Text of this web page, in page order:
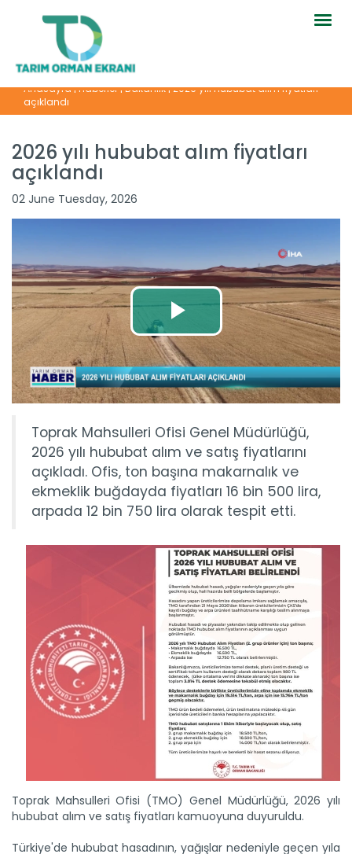
Anasayfa|Haberler|Bakanlık|2026 yılı hububat alım fiyatları
açıklandı
2026 yılı hububat alım fiyatları
açıklandı
02 June Tuesday, 2026
Toprak Mahsulleri Ofisi Genel Müdürlüğü,
2026 yılı hububat alım ve satış fiyatlarını
açıkladı. Ofis, ton başına makarnalık ve
ekmeklik buğdayda fiyatları 16 bin 500 lira,
arpada 12 bin 750 lira olarak tespit etti.
Toprak Mahsulleri Ofisi (TMO) Genel Müdürlüğü, 2026 yılı
hububat alım ve satış fiyatları kamuoyuna duyuruldu.
Türkiye'de hububat hasadının, yağışlar nedeniyle geçen yıla